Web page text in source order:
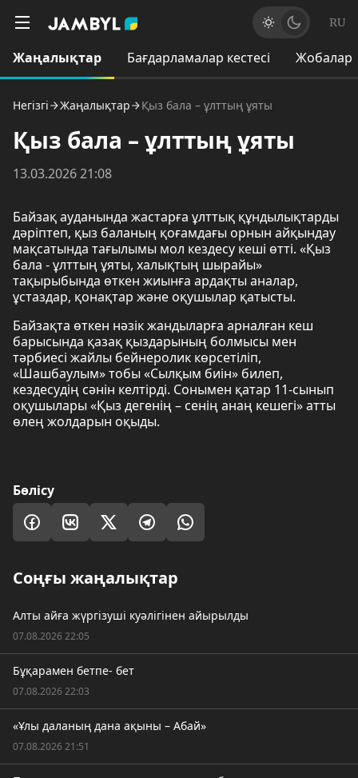
RU
Жаңалықтар Бағдарламалар кестесі Жобалар
Негізгі Жаңалықтар Қыз бала – ұлттың ұяты
Қыз бала – ұлттың ұяты
13.03.2026 21:08
Байзақ ауданында жастарға ұлттық құндылықтарды
дәріптеп, қыз баланың қоғамдағы орнын айқындау
мақсатында тағылымы мол кездесу кеші өтті. «Қыз
бала - ұлттың ұяты, халықтың шырайы»
тақырыбында өткен жиынға ардақты аналар,
ұстаздар, қонақтар және оқушылар қатысты.
Байзақта өткен нәзік жандыларға арналған кеш
барысында қазақ қыздарының болмысы мен
тәрбиесі жайлы бейнеролик көрсетіліп,
«Шашбаулым» тобы «Сылқым биін» билеп,
кездесудің сәнін келтірді. Сонымен қатар 11-сынып
оқушылары «Қыз дегенің – сенің анаң кешегі» атты
өлең жолдарын оқыды.
Бөлісу
Соңғы жаңалықтар
Алты айға жүргізуші куәлігінен айырылды
07.08.2026 22:05
Бұқарамен бетпе- бет
07.08.2026 22:03
«Ұлы даланың дана ақыны – Абай»
07.08.2026 21:51